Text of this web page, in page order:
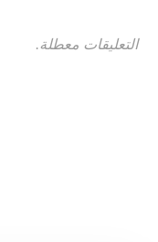
التعليقات معطلة.